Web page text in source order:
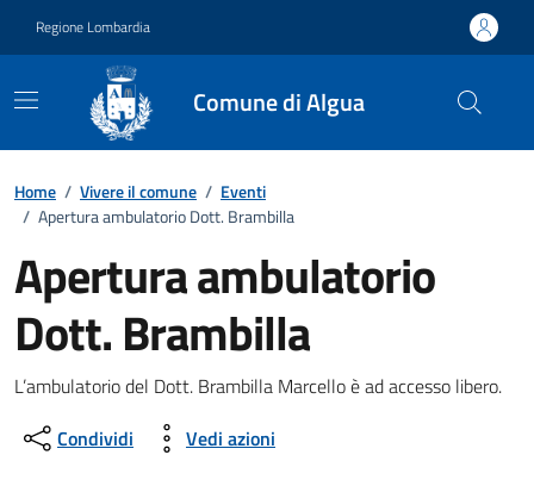
Regione Lombardia
Comune di Algua
Home / Vivere il comune / Eventi
/ Apertura ambulatorio Dott. Brambilla
Apertura ambulatorio
Dott. Brambilla
Dettagli della notizia
L’ambulatorio del Dott. Brambilla Marcello è ad accesso libero.
Condividi
Vedi azioni